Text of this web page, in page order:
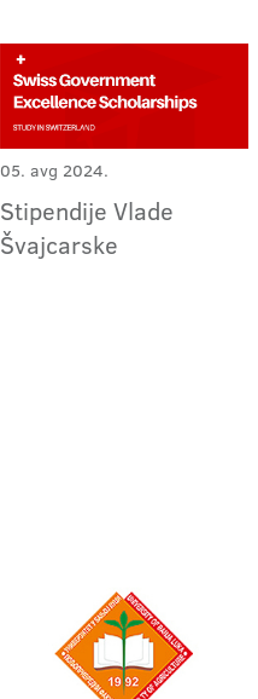
05. avg 2024.
Stipendije Vlade
Švajcarske